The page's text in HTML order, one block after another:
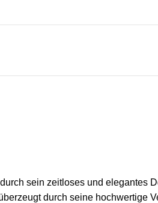
sein zeitloses und elegantes
durch seine hochwertige